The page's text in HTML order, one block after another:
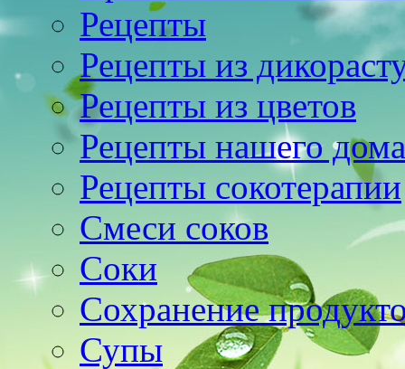
Рецепты
Рецепты из
Рецепты из цветов
Рецепты нашего дома
Рецепты сокотерапии
Смеси соков
Соки
Сохранение
Супы